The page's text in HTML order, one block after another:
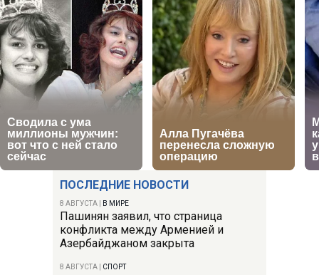
ПОСЛЕДНИЕ НОВОСТИ
8 АВГУСТА В МИРЕ
Пашинян заявил, что страница
конфликта между Арменией и
Азербайджаном закрыта
8 АВГУСТА СПОРТ